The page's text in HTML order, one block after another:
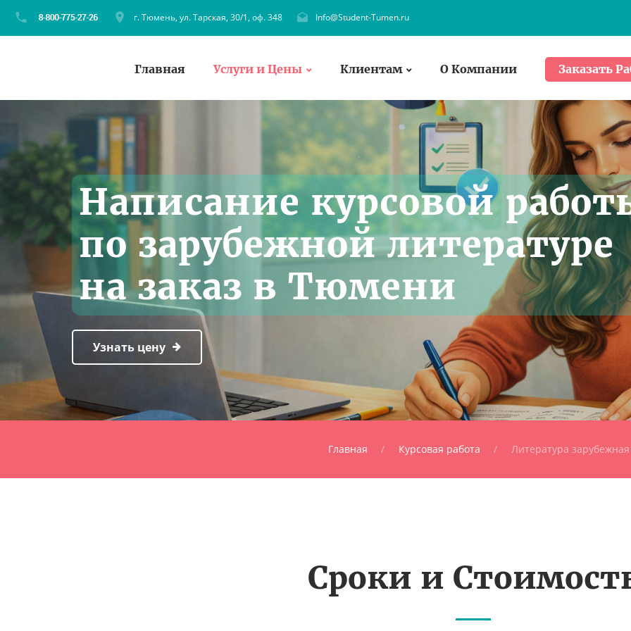
г. Тюмень, ул. Тарская, 30/1, оф. 348 Info@Student-Tumen.ru
Главная Услуги и Цены Клиентам О Компании Заказать
Написание курсовой
по зарубежной литературе
на заказ в Тюмени
Узнать цену
Главная Курсовая работа Литература зарубежная
Сроки и